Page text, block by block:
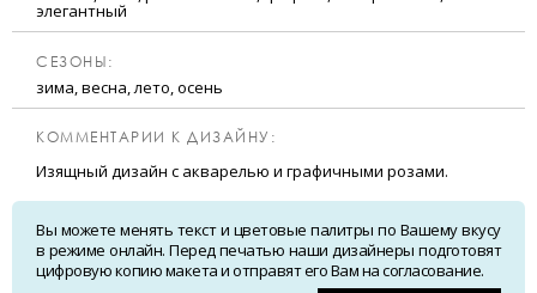
элегантный
CЕЗОНЫ:
зима, весна, лето, осень
КОММЕНТАРИИ К ДИЗАЙНУ:
Изящный дизайн с акварелью и графичными розами.
Вы можете менять текст и цветовые палитры по Вашему вкусу
в режиме онлайн. Перед печатью наши дизайнеры подготовят
цифровую копию макета и отправят его Вам на согласование.